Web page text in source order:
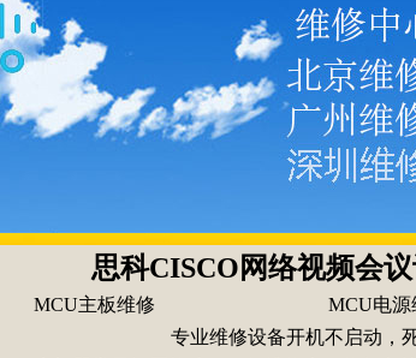
思科CISCO网络视频会
MCU主板维修 MCU电源
专业维修设备开机不启动，死机，不